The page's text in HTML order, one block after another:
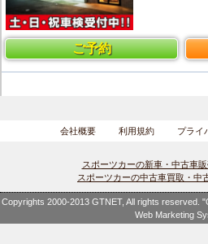
ご予約
会社概要 利用規約 プライ
スポーツカーの新車・中古車
スポーツカーの中古車買取・中
Copyrights 2000-2013 GTNET, All rights reserved.
Web Marketing